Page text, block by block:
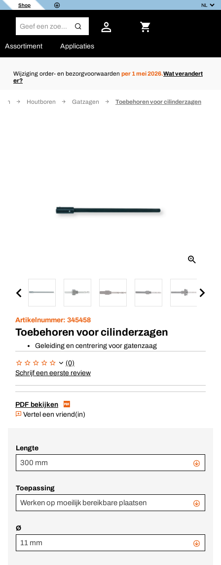
Shop
Assortiment Applicaties
Wijziging order- en bezorgvoorwaarden per 1 mei 2026.Wat verandert
er?
Houtboren Gatzagen Toebehoren voor cilinderzagen
Artikelnummer: 345458
Toebehoren voor cilinderzagen
Geleiding en centrering voor gatenzaag
(0)
Schrijf een eerste review
PDF bekijken
Vertel een vriend(in)
Lengte
300 mm
Toepassing
Werken op moeilijk bereikbare plaatsen
Ø
11 mm